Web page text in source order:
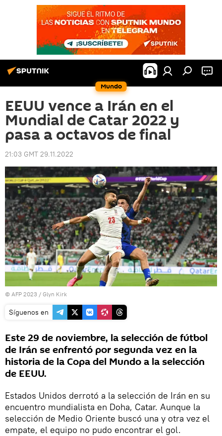
Mundo
EEUU vence a Irán en el
Mundial de Catar 2022 y
pasa a octavos de final
21:03 GMT 29.11.2022
© AFP 2023 / Glyn Kirk
Síguenos en
Este 29 de noviembre, la selección de fútbol
de Irán se enfrentó por segunda vez en la
historia de la Copa del Mundo a la selección
de EEUU.
Estados Unidos derrotó a la selección de Irán en su
encuentro mundialista en Doha, Catar. Aunque la
selección de Medio Oriente buscó una y otra vez el
empate, el equipo no pudo encontrar el gol.